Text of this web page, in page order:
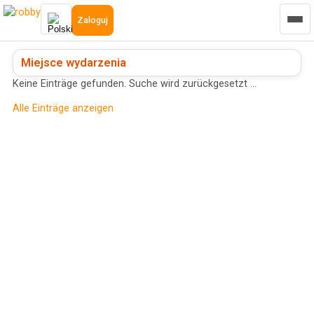
Zaloguj
Miejsce wydarzenia
Keine Einträge gefunden. Suche wird zurückgesetzt …
Alle Einträge anzeigen